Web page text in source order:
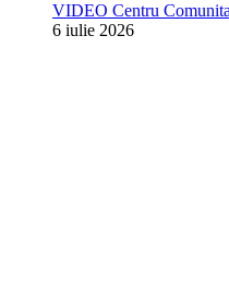
VIDEO Centru
6 iulie 2026